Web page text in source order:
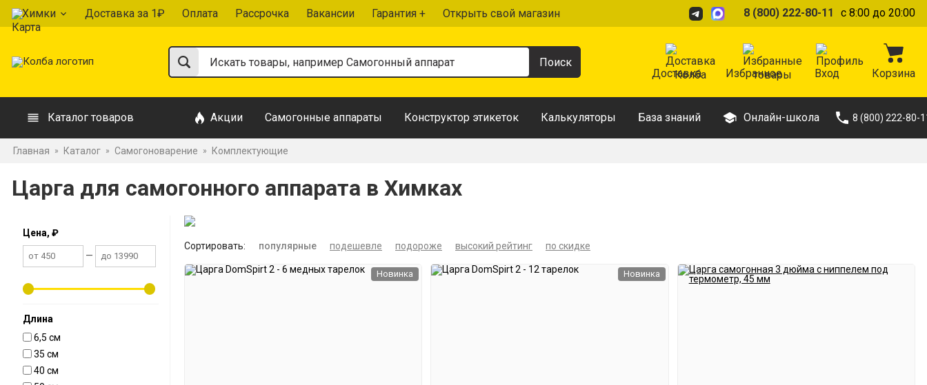
Химки Доставка за 1₽ Оплата Рассрочка Вакансии Гарантия + Открыть свой магазин 8 (800) 222-80-11 с 8:00 до 20:00
Доставка Избранное Вход Корзина
Каталог товаров Акции Самогонные аппараты Конструктор этикеток Калькуляторы База знаний Онлайн-школа 8 (800) 222-80-
Главная » Каталог » Самогоноварение » Комплектующие
Царга для самогонного аппарата в Химках
Цена, ₽
—
Длина
6,5 см
35 см
40 см
Сортировать: популярные подешевле подороже высокий рейтинг по скидке
Новинка Новинка